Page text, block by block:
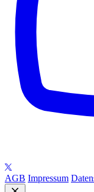
AGB Impressum